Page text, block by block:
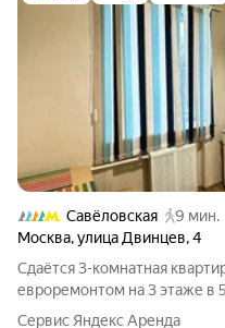
Савёловская
9 мин.
Москва,улица Двинцев,4
Сдаётся 3-комнатная
евроремонтом на 3 этаже в
месяцев. Из техники есть: Духовой шкаф Стиральная машина
Сервис Яндекс Аренда